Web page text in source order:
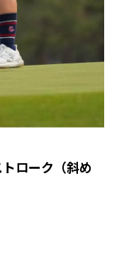
ローク（斜め